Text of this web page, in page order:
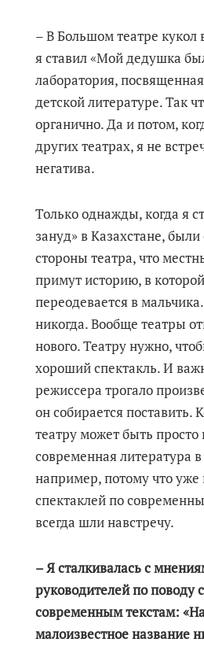
– В Большом театре кукол
я ставил «Мой дедушка
лаборатория,
детской литературе. Так
органично. Да и потом,
других театрах, я не
негатива.
Только однажды, когда я
зануд» в Казахстане,
стороны театра, что
примут историю, в
переодевается в
никогда. Вообще театры
нового. Театру нужно,
хороший спектакль. И
режиссера трогало
он собирается поставить.
театру может быть просто
современная литература
например, потому что
спектаклей по
всегда шли навстречу.
– Я сталкивалась с
руководителей по поводу
современным текстам:
малоизвестное название